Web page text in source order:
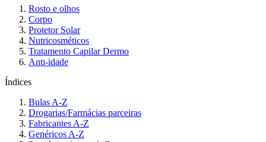
Rosto e olhos
Corpo
Protetor Solar
Nutricosméticos
Tratamento Capilar Dermo
Anti-idade
Índices
Bulas A-Z
Drogarias/Farmácias parceiras
Fabricantes A-Z
Genéricos A-Z